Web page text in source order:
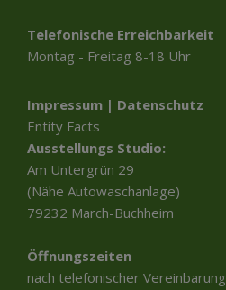
Telefonische Erreichbarkeit
Montag - Freitag 8-18 Uhr
Impressum | Datenschutz
Entity Facts
Ausstellungs Studio:
Am Untergrün 29
(Nähe Autowaschanlage)
79232 March-Buchheim
Öffnungszeiten
nach telefonischer Vereinbarung